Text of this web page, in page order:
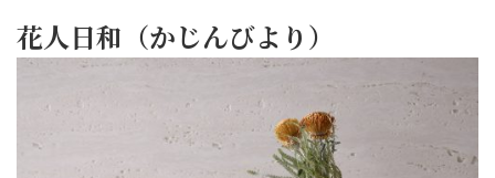
花人日和（かじんびより）